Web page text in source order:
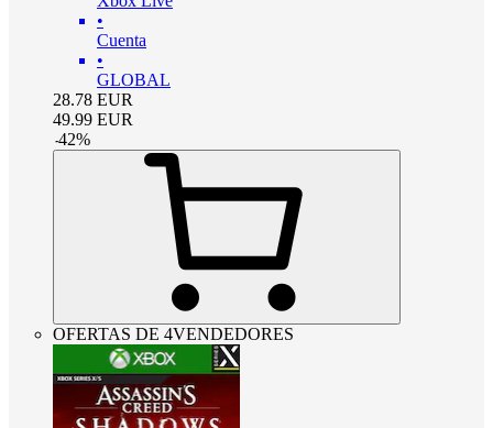
•
Cuenta
•
GLOBAL
28.78 EUR
49.99 EUR
-42%
OFERTAS DE 4VENDEDORES